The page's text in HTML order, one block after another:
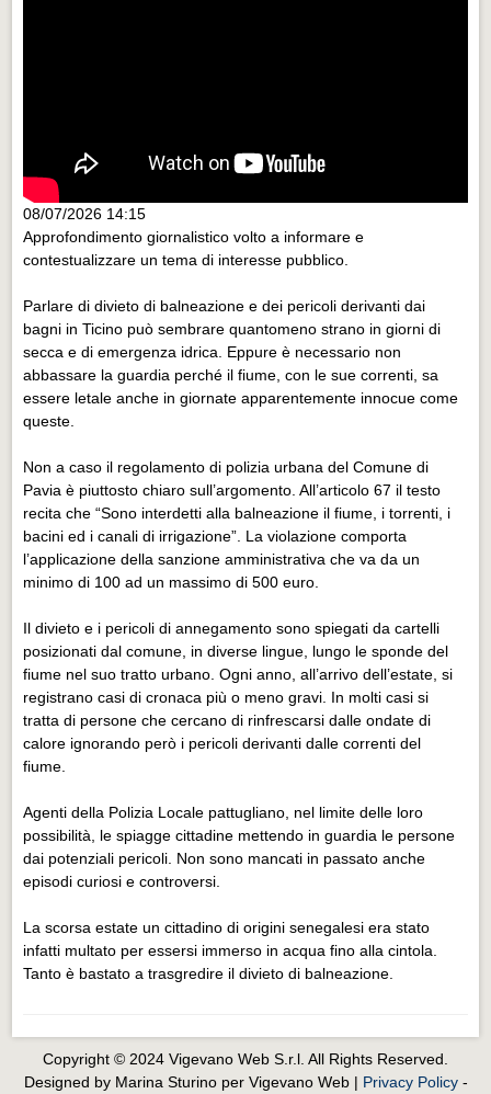
08/07/2026 14:15
Approfondimento giornalistico volto a informare e
contestualizzare un tema di interesse pubblico.
Parlare di divieto di balneazione e dei pericoli derivanti dai
bagni in Ticino può sembrare quantomeno strano in giorni di
secca e di emergenza idrica. Eppure è necessario non
abbassare la guardia perché il fiume, con le sue correnti, sa
essere letale anche in giornate apparentemente innocue come
queste.
Non a caso il regolamento di polizia urbana del Comune di
Pavia è piuttosto chiaro sull’argomento. All’articolo 67 il testo
recita che “Sono interdetti alla balneazione il fiume, i torrenti, i
bacini ed i canali di irrigazione”. La violazione comporta
l’applicazione della sanzione amministrativa che va da un
minimo di 100 ad un massimo di 500 euro.
Il divieto e i pericoli di annegamento sono spiegati da cartelli
posizionati dal comune, in diverse lingue, lungo le sponde del
fiume nel suo tratto urbano. Ogni anno, all’arrivo dell’estate, si
registrano casi di cronaca più o meno gravi. In molti casi si
tratta di persone che cercano di rinfrescarsi dalle ondate di
calore ignorando però i pericoli derivanti dalle correnti del
fiume.
Agenti della Polizia Locale pattugliano, nel limite delle loro
possibilità, le spiagge cittadine mettendo in guardia le persone
dai potenziali pericoli. Non sono mancati in passato anche
episodi curiosi e controversi.
La scorsa estate un cittadino di origini senegalesi era stato
infatti multato per essersi immerso in acqua fino alla cintola.
Tanto è bastato a trasgredire il divieto di balneazione.
Copyright © 2024 Vigevano Web S.r.l. All Rights Reserved.
Designed by Marina Sturino per Vigevano Web | Privacy Policy-